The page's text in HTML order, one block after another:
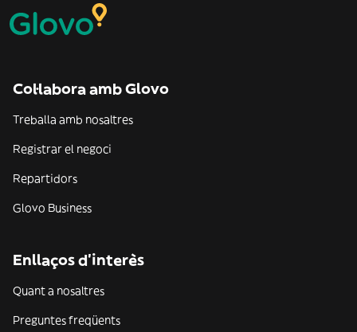
Col·labora amb Glovo
Treballa amb nosaltres
Registrar el negoci
Repartidors
Glovo Business
Enllaços d'interès
Quant a nosaltres
Preguntes freqüents